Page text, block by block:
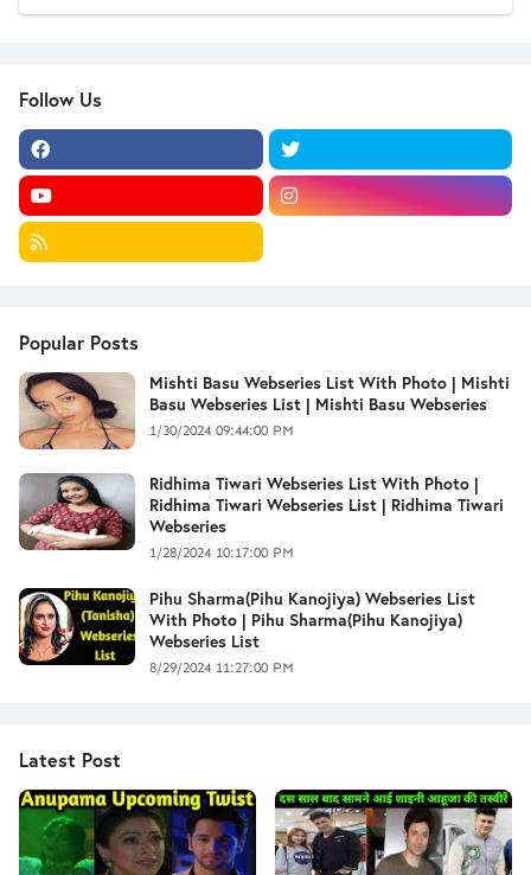
Follow Us
Popular Posts
Mishti Basu Webseries List With Photo | Mishti
Basu Webseries List | Mishti Basu Webseries
1/30/2024 09:44:00 PM
Ridhima Tiwari Webseries List With Photo |
Ridhima Tiwari Webseries List | Ridhima Tiwari
Webseries
1/28/2024 10:17:00 PM
Pihu Sharma(Pihu Kanojiya) Webseries List
With Photo | Pihu Sharma(Pihu Kanojiya)
Webseries List
8/29/2024 11:27:00 PM
Latest Post